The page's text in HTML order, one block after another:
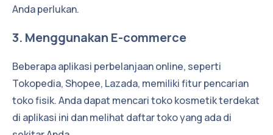
Anda perlukan.
3. Menggunakan E-commerce
Beberapa aplikasi perbelanjaan online, seperti
Tokopedia, Shopee, Lazada, memiliki fitur pencarian
toko fisik. Anda dapat mencari toko kosmetik terdekat
di aplikasi ini dan melihat daftar toko yang ada di